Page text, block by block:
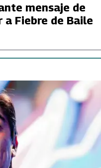
mensaje de
a Fiebre de Baile